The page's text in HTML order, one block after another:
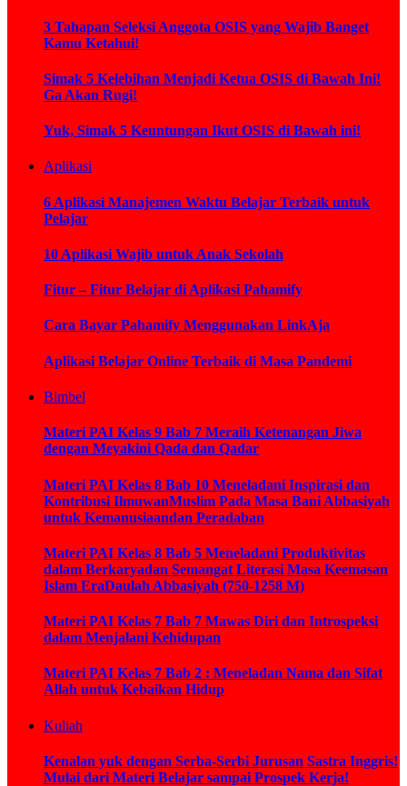
3 Tahapan Seleksi Anggota OSIS yang Wajib Banget
Kamu Ketahui!
Simak 5 Kelebihan Menjadi Ketua OSIS di Bawah Ini!
Ga Akan Rugi!
Yuk, Simak 5 Keuntungan Ikut OSIS di Bawah ini!
Aplikasi
6 Aplikasi Manajemen Waktu Belajar Terbaik untuk
Pelajar
10 Aplikasi Wajib untuk Anak Sekolah
Fitur – Fitur Belajar di Aplikasi Pahamify
Cara Bayar Pahamify Menggunakan LinkAja
Aplikasi Belajar Online Terbaik di Masa Pandemi
Bimbel
Materi PAI Kelas 9 Bab 7 Meraih Ketenangan Jiwa
dengan Meyakini Qada dan Qadar
Materi PAI Kelas 8 Bab 10 Meneladani Inspirasi dan
Kontribusi IlmuwanMuslim Pada Masa Bani Abbasiyah
untuk Kemanusiaandan Peradaban
Materi PAI Kelas 8 Bab 5 Meneladani Produktivitas
dalam Berkaryadan Semangat Literasi Masa Keemasan
Islam EraDaulah Abbasiyah (750-1258 M)
Materi PAI Kelas 7 Bab 7 Mawas Diri dan Introspeksi
dalam Menjalani Kehidupan
Materi PAI Kelas 7 Bab 2 : Meneladan Nama dan Sifat
Allah untuk Kebaikan Hidup
Kuliah
Kenalan yuk dengan Serba-Serbi Jurusan Sastra Inggris!
Mulai dari Materi Belajar sampai Prospek Kerja!